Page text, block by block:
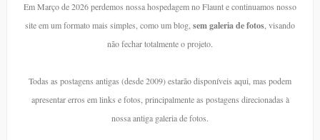
Em Março de 2026 perdemos nossa hospedagem no Flaunt e continuamos nosso
site em um formato mais simples, como um blog, sem galeria de fotos , visando
não fechar totalmente o projeto.
Todas as postagens antigas (desde 2009) estarão disponíveis aqui, mas podem
apresentar erros em links e fotos, principalmente as postagens direcionadas à
nossa antiga galeria de fotos.